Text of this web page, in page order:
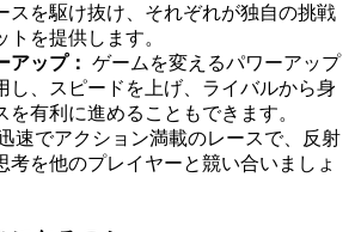
スを駆け抜け、それぞれが独自の挑戦
トを提供します。
アップ： ゲームを変えるパワーアップ
し、スピードを上げ、ライバルから身
を有利に進めることもできます。
速でアクション満載のレースで、反射
考を他のプレイヤーと競い合いましょ